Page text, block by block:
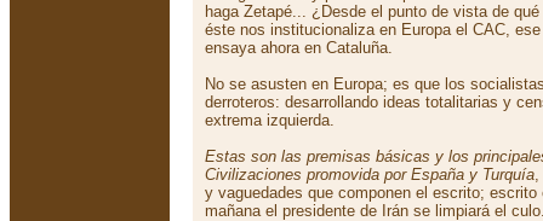
haga Zetapé... ¿Desde el punto de vista de
éste nos institucionaliza en Europa el CAC,
ensaya ahora en Cataluña.
No se asusten en Europa; es que los
derroteros: desarrollando ideas totalitarias y
extrema izquierda.
Estas son las premisas básicas y los
Civilizaciones promovida por España y Turquía,
y vaguedades que componen el escrito;
mañana el presidente de Irán se limpiará el